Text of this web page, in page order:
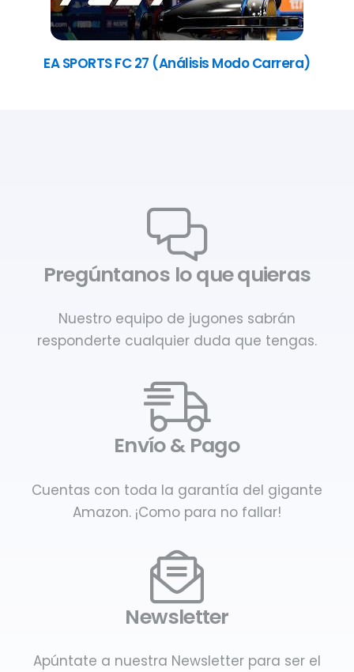
EA SPORTS FC 27 (Análisis Modo Carrera)
Pregúntanos lo que quieras
Nuestro equipo de jugones sabrán
responderte cualquier duda que tengas.
Envío & Pago
Cuentas con toda la garantía del gigante
Amazon. ¡Como para no fallar!
Newsletter
Apúntate a nuestra Newsletter para ser el